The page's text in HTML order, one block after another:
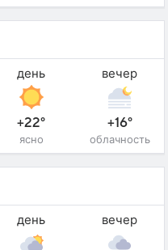
день
+22°
ясно
вечер
+16°
облачность
день вечер